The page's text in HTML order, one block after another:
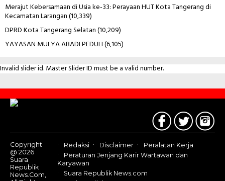
Merajut Kebersamaan di Usia ke-33: Perayaan HUT Kota Tangerang di
Kecamatan Larangan(10,339)
DPRD Kota Tangerang Selatan(10,209)
YAYASAN MULYA ABADI PEDULI(6,105)
Invalid slider id. Master Slider ID must be a valid number.
Contact
Us
Copyright
@ 2026
Suara
Republik
News.Com,
Redaksi Disclaimer
Peralatan Kerja
Peraturan Jenjang Karir Wartawan dan
Karyawan
Suara Republik News.com